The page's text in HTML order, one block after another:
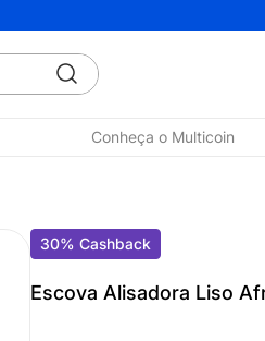
Conheça o Multicoin
30% Cashback
Escova Alisadora Liso